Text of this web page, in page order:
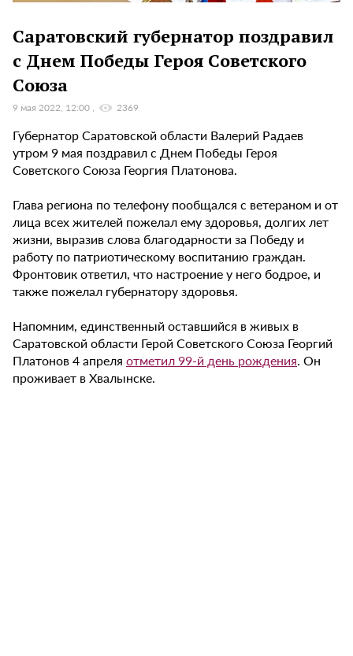
Саратовский губернатор поздравил
с Днем Победы Героя Советского
Союза
9 мая 2022, 12:00 2369
Губернатор Саратовской области Валерий Радаев
утром 9 мая поздравил с Днем Победы Героя
Советского Союза Георгия Платонова.
Глава региона по телефону пообщался с ветераном и от
лица всех жителей пожелал ему здоровья, долгих лет
жизни, выразив слова благодарности за Победу и
работу по патриотическому воспитанию граждан.
Фронтовик ответил, что настроение у него бодрое, и
также пожелал губернатору здоровья.
Напомним, единственный оставшийся в живых в
Саратовской области Герой Советского Союза Георгий
Платонов 4 апреля отметил 99-й день рождения. Он
проживает в Хвалынске.